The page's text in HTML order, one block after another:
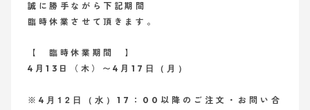
誠に勝手ながら下記期間
臨時休業させて頂きます。
【 臨時休業期間 】
4月13日（木 ）〜4月17 日（月）
※4 月12日（水）17：00以降のご注文・お問い合